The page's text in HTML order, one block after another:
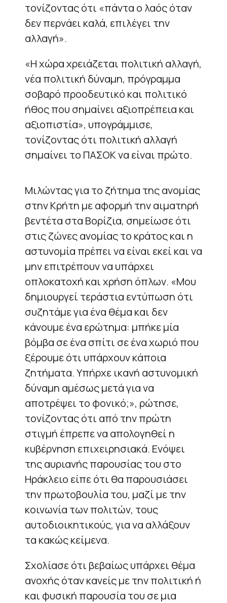
τονίζοντας ότι «πάντα ο λαός όταν
δεν περνάει καλά, επιλέγει την
αλλαγή».
«Η χώρα χρειάζεται πολιτική αλλαγή,
νέα πολιτική δύναμη, πρόγραμμα
σοβαρό προοδευτικό και πολιτικό
ήθος που σημαίνει αξιοπρέπεια και
αξιοπιστία», υπογράμμισε,
τονίζοντας ότι πολιτική αλλαγή
σημαίνει το ΠΑΣΟΚ να είναι πρώτο.
Μιλώντας για το ζήτημα της ανομίας
στην Κρήτη με αφορμή την αιματηρή
βεντέτα στα Βορίζια, σημείωσε ότι
στις ζώνες ανομίας το κράτος και η
αστυνομία πρέπει να είναι εκεί και να
μην επιτρέπουν να υπάρχει
οπλοκατοχή και χρήση όπλων. «Μου
δημιουργεί τεράστια εντύπωση ότι
συζητάμε για ένα θέμα και δεν
κάνουμε ένα ερώτημα: μπήκε μία
βόμβα σε ένα σπίτι σε ένα χωριό που
ξέρουμε ότι υπάρχουν κάποια
ζητήματα. Υπήρχε ικανή αστυνομική
δύναμη αμέσως μετά για να
αποτρέψει το φονικό;», ρώτησε,
τονίζοντας ότι από την πρώτη
στιγμή έπρεπε να απολογηθεί η
κυβέρνηση επιχειρησιακά. Ενόψει
της αυριανής παρουσίας του στο
Ηράκλειο είπε ότι θα παρουσιάσει
την πρωτοβουλία του, μαζί με την
κοινωνία των πολιτών, τους
αυτοδιοικητικούς, για να αλλάξουν
τα κακώς κείμενα.
Σχολίασε ότι βεβαίως υπάρχει θέμα
ανοχής όταν κανείς με την πολιτική ή
και φυσική παρουσία του σε μια